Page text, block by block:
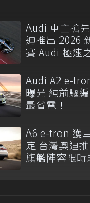
Audi 車主搶
迪推出 2026
賽 Audi 極速
Audi A2 e-
曝光 純前驅
最省電！
A6 e-tron 獲
定 台灣奧迪
旗艦陣容限時